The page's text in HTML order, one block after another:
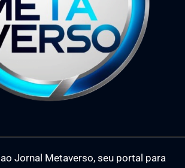
Jornal Metaverso, seu portal para